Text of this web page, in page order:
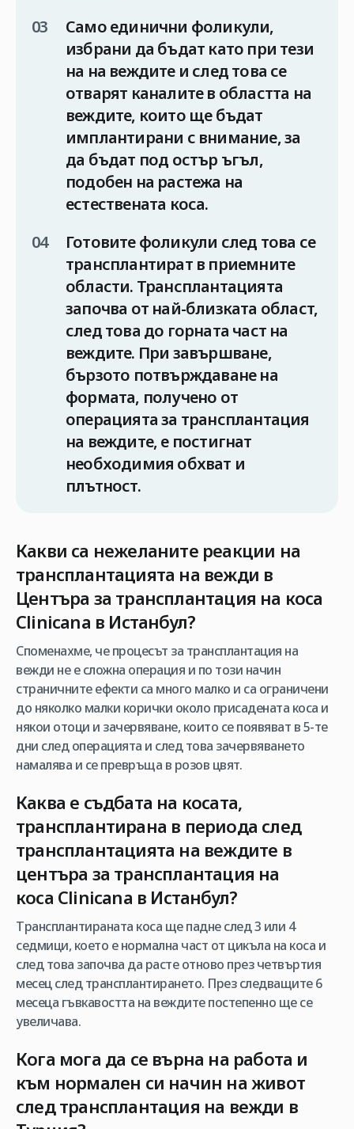
Само единични фоликули,
избрани да бъдат като при тези
на на веждите и след това се
отварят каналите в областта на
веждите, които ще бъдат
имплантирани с внимание, за
да бъдат под остър ъгъл,
подобен на растежа на
естествената коса.
Готовите фоликули след това се
трансплантират в приемните
области. Трансплантацията
започва от най-близката област,
след това до горната част на
веждите. При завършване,
бързото потвърждаване на
формата, получено от
операцията за трансплантация
на веждите, е постигнат
необходимия обхват и
плътност.
Какви са нежеланите реакции на
трансплантацията на вежди в
Центъра за трансплантация на коса
Clinicana в Истанбул?
Споменахме, че процесът за трансплантация на
вежди не е сложна операция и по този начин
страничните ефекти са много малко и са ограничени
до няколко малки корички около присадената коса и
някои отоци и зачервяване, които се появяват в 5-те
дни след операцията и след това зачервяването
намалява и се превръща в розов цвят.
Каква е съдбата на косата,
трансплантирана в периода след
трансплантацията на веждите в
центъра за трансплантация на
коса Clinicana в Истанбул?
Трансплантираната коса ще падне след 3 или 4
седмици, което е нормална част от цикъла на коса и
след това започва да расте отново през четвъртия
месец след трансплантирането. През следващите 6
месеца гъвкавостта на веждите постепенно ще се
увеличава.
Кога мога да се върна на работа и
към нормален си начин на живот
след трансплантация на вежди в